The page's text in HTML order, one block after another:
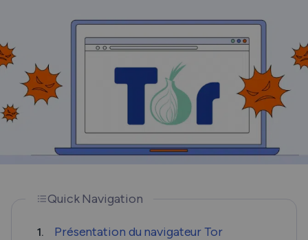
Quick Navigation
1. Présentation du navigateur Tor